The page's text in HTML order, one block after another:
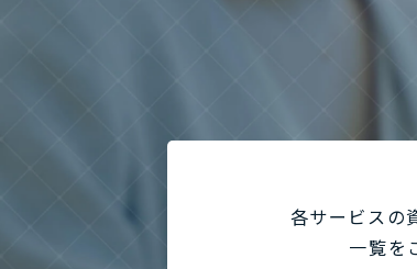
各サービスの
一覧を